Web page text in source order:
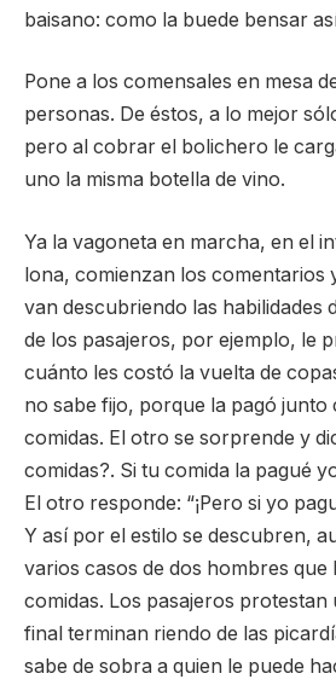
baisano: como la buede bensar
Pone a los comensales en mesa
personas. De éstos, a lo mejor
pero al cobrar el bolichero le
uno la misma botella de vino.
Ya la vagoneta en marcha, en el
lona, comienzan los comentarios
van descubriendo las habilidades
de los pasajeros, por ejemplo, le
cuánto les costó la vuelta de
no sabe fijo, porque la pagó junto
comidas. El otro se sorprende y
comidas?. Si tu comida la pagué
El otro responde: “¡Pero si yo
Y así por el estilo se descubren,
varios casos de dos hombres
comidas. Los pasajeros
final terminan riendo de las
sabe de sobra a quien le puede